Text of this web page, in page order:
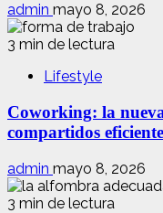
admin mayo 8, 2026
3 min de lectura
Lifestyle
Coworking: la
compartidos
admin mayo 8, 2026
3 min de lectura